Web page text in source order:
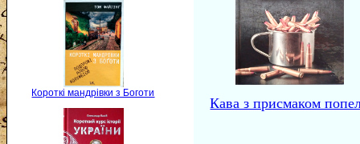
Короткі мандрівки з Боготи
Кава з присмаком